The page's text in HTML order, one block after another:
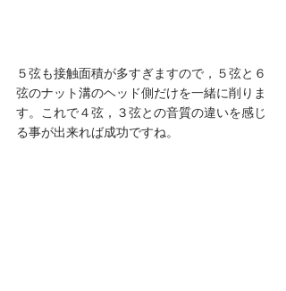
５弦も接触面積が多すぎますので，５弦と６
弦のナット溝のヘッド側だけを一緒に削りま
す。これで４弦，３弦との音質の違いを感じ
る事が出来れば成功ですね。